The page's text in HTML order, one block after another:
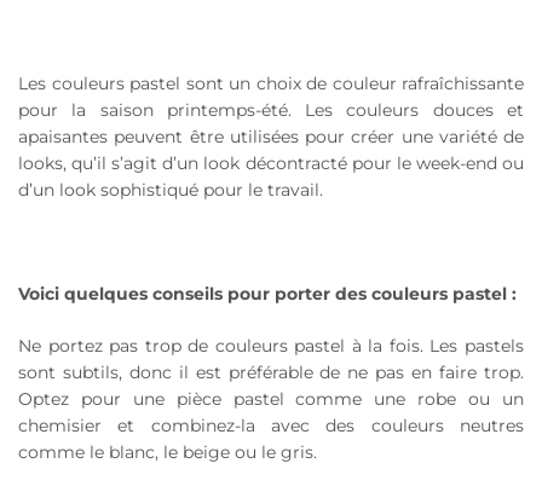
Les couleurs pastel sont un choix de couleur rafraîchissante
pour la saison printemps-été. Les couleurs douces et
apaisantes peuvent être utilisées pour créer une variété de
looks, qu’il s’agit d’un look décontracté pour le week-end ou
d’un look sophistiqué pour le travail.
Voici quelques conseils pour porter des couleurs pastel :
Ne portez pas trop de couleurs pastel à la fois. Les pastels
sont subtils, donc il est préférable de ne pas en faire trop.
Optez pour une pièce pastel comme une robe ou un
chemisier et combinez-la avec des couleurs neutres
comme le blanc, le beige ou le gris.